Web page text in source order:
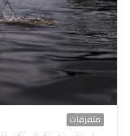
متفرقات